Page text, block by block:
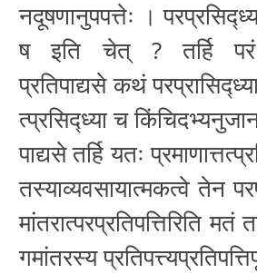
न­दू­ष­णा­नु­प­प­त्तेः । पर
ष इति चेत् ? तर्हि
प्र­ति­पा­द्य­से कथं
त्प्र­सि­द्ध्या च
पा­द्य­से तर्हि यतः
त­स्या­व्य­व­सा­या­त्म­क­त्वे तेन
मां­त­रा­त्प­र­प्र­ति­प­त्ति­रि­ति मतं
ग­मां­त­र­स्य